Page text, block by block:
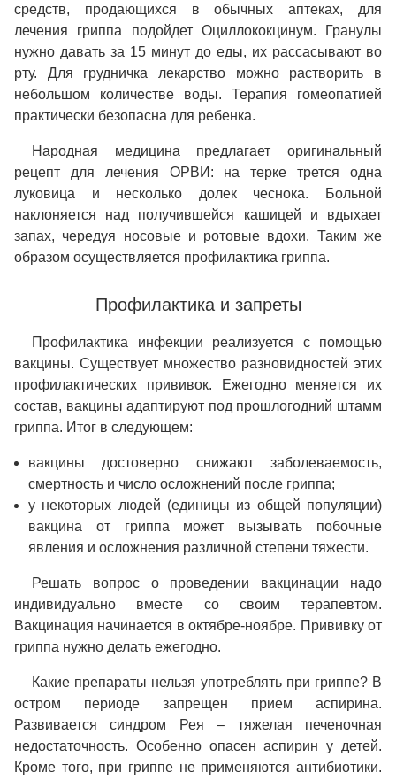
средств, продающихся в обычных аптеках, для
лечения гриппа подойдет Оциллококцинум. Гранулы
нужно давать за 15 минут до еды, их рассасывают во
рту. Для грудничка лекарство можно растворить в
небольшом количестве воды. Терапия гомеопатией
практически безопасна для ребенка.
Народная медицина предлагает оригинальный
рецепт для лечения ОРВИ: на терке трется одна
луковица и несколько долек чеснока. Больной
наклоняется над получившейся кашицей и вдыхает
запах, чередуя носовые и ротовые вдохи. Таким же
образом осуществляется профилактика гриппа.
Профилактика и запреты
Профилактика инфекции реализуется с помощью
вакцины. Существует множество разновидностей этих
профилактических прививок. Ежегодно меняется их
состав, вакцины адаптируют под прошлогодний штамм
гриппа. Итог в следующем:
вакцины достоверно снижают заболеваемость,
смертность и число осложнений после гриппа;
у некоторых людей (единицы из общей популяции)
вакцина от гриппа может вызывать побочные
явления и осложнения различной степени тяжести.
Решать вопрос о проведении вакцинации надо
индивидуально вместе со своим терапевтом.
Вакцинация начинается в октябре-ноябре. Прививку от
гриппа нужно делать ежегодно.
Какие препараты нельзя употреблять при гриппе? В
остром периоде запрещен прием аспирина.
Развивается синдром Рея – тяжелая печеночная
недостаточность. Особенно опасен аспирин у детей.
Кроме того, при гриппе не применяются антибиотики.